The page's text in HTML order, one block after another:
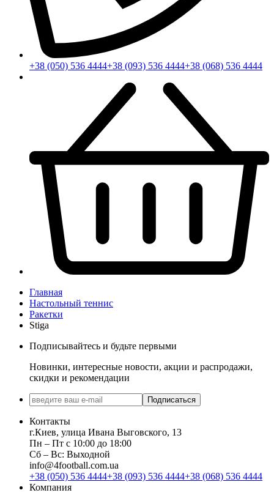
+38 (050) 536 4444+38 (093) 536 4444+38 (068) 536 4444
Главная
Настольный теннис
Ракетки
Stiga
Подписывайтесь и будьте первыми
Новинки, интересные новости, акции и распродажи,
скидки и рекомендации
Подписаться
Контакты
г.Киев, улица Ивана Выговского, 13
Пн ‒ Пт с 10:00 до 18:00
Сб ‒ Вс: Выходной
info@4football.com.ua
+38 (050) 536 4444+38 (093) 536 4444+38 (068) 536 4444
Компания